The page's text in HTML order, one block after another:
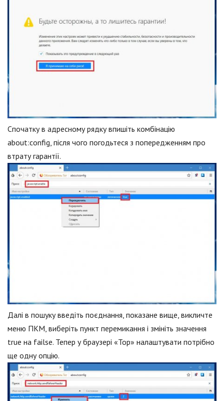
Спочатку в адресному рядку впишіть комбінацію
аbout:config, після чого погодьтеся з попередженням про
втрату гарантії.
Далі в пошуку введіть поєднання, показане вище, викличте
меню ПКМ, виберіть пункт перемикання і змініть значення
true на failse. Тепер у браузері «Тор» налаштувати потрібно
ще одну опцію.